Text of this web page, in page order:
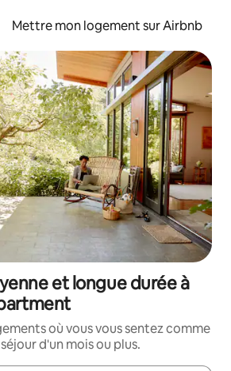
Mettre mon logement sur Airbnb
et longue durée à
où vous vous sentez comme
d'un mois ou plus.